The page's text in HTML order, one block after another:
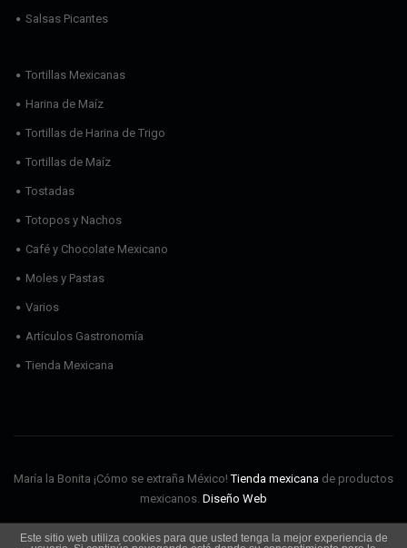
Este sitio web utiliza cookies para que usted tenga la mejor experiencia de
Salsas Picantes
Tortillas Mexicanas
Harina de Maíz
Tortillas de Harina de Trigo
Tortillas de Maíz
Tostadas
Totopos y Nachos
Café y Chocolate Mexicano
Moles y Pastas
Varios
Artículos Gastronomía
Tienda Mexicana
María la Bonita ¡Cómo se extraña México!Tienda mexicana de productos
mexicanos. Diseño Web
Envíos Aviso Legal Política de cookies Política de privacidad